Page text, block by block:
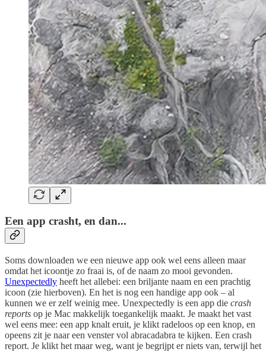
Een app crasht, en dan...
Soms downloaden we een nieuwe app ook wel eens alleen maar
omdat het icoontje zo fraai is, of de naam zo mooi gevonden.
Unexpectedly heeft het allebei: een briljante naam en een prachtig
icoon (zie hierboven). En het is nog een handige app ook – al
kunnen we er zelf weinig mee. Unexpectedly is een app die crash
reports op je Mac makkelijk toegankelijk maakt. Je maakt het vast
wel eens mee: een app knalt eruit, je klikt radeloos op een knop, en
opeens zit je naar een venster vol abracadabra te kijken. Een crash
report. Je klikt het maar weg, want je begrijpt er niets van, terwijl het